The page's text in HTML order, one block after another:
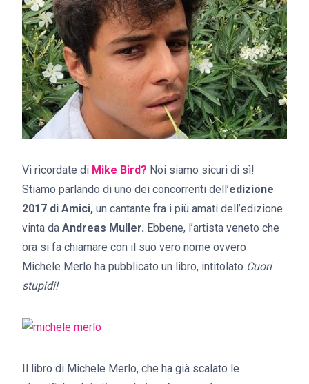
Vi ricordate di Mike Bird? Noi siamo sicuri di sì!
Stiamo parlando di uno dei concorrenti dell’edizione
2017 di Amici, un cantante fra i più amati dell’edizione
vinta da Andreas Muller. Ebbene, l’artista veneto che
ora si fa chiamare con il suo vero nome ovvero
Michele Merlo ha pubblicato un libro, intitolato Cuori
stupidi!
Il libro di Michele Merlo, che ha già scalato le